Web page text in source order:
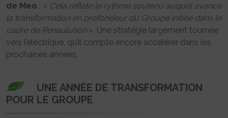
de Meo : « Cela reflète le rythme soutenu auquel avance
la transformation en profondeur du Groupe initiée dans le
cadre de Renaulution ». Une stratégie largement tournée
vers l’électrique, qu’il compte encore accélérer dans les
prochaines années.
UNE ANNÉE DE TRANSFORMATION
POUR LE GROUPE